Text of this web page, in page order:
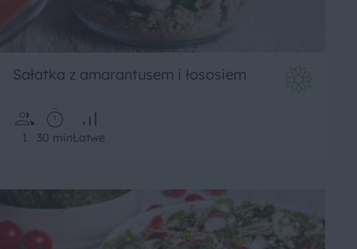
Sałatka z amarantusem i łososiem
1 30 minŁatwe